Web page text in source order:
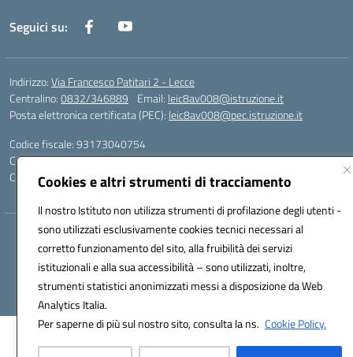
Cookies e altri strumenti di tracciamento
Il nostro Istituto non utilizza strumenti di profilazione degli utenti -
sono utilizzati esclusivamente cookies tecnici necessari al
corretto funzionamento del sito, alla fruibilità dei servizi
istituzionali e alla sua accessibilità – sono utilizzati, inoltre,
strumenti statistici anonimizzati messi a disposizione da Web
Analytics Italia.
Per saperne di più sul nostro sito, consulta la ns. Cookie Policy.
Seguici su:
Indirizzo:Via Francesco Patitari 2 - Lecce
Centralino:0832/346889 Email: leic8av008@istruzione.it
Posta elettronica certificata (PEC): leic8av008@pec.istruzione.it
Codice fiscale: 93173040754
Codice meccanografico:LEIC8AV008
Codice Indice delle Pubbliche Amministrazioni (IPA): BZRH652R
Hosting & Powered by 3D Solution S.r.l.
Concept & Design by Designers Italia